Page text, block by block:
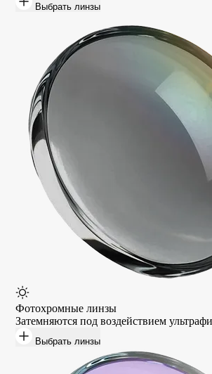
Выбрать линзы
Фотохромные линзы
Затемняются под воздействием
Выбрать линзы